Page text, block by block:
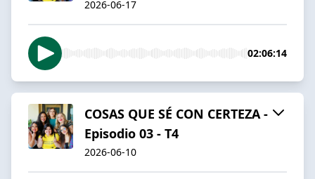
2026-06-17
02:06:14
COSAS QUE SÉ CON CERTEZA -
Episodio 03 - T4
2026-06-10